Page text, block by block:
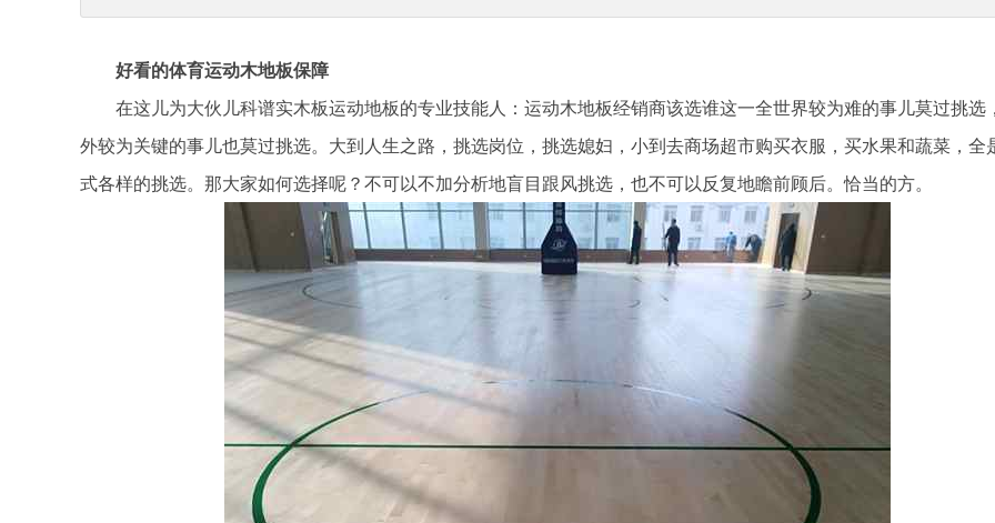
好看的体育运动木地板保障
在这儿为大伙儿科谱实木板运动地板的专业技能人：运动木地板经销商该选谁这一全世界较为难的事儿莫过挑选
外较为关键的事儿也莫过挑选。大到人生之路，挑选岗位，挑选媳妇，小到去商场超市购买衣服，买水果和蔬菜，全
式各样的挑选。那大家如何选择呢？不可以不加分析地盲目跟风挑选，也不可以反复地瞻前顾后。恰当的方。